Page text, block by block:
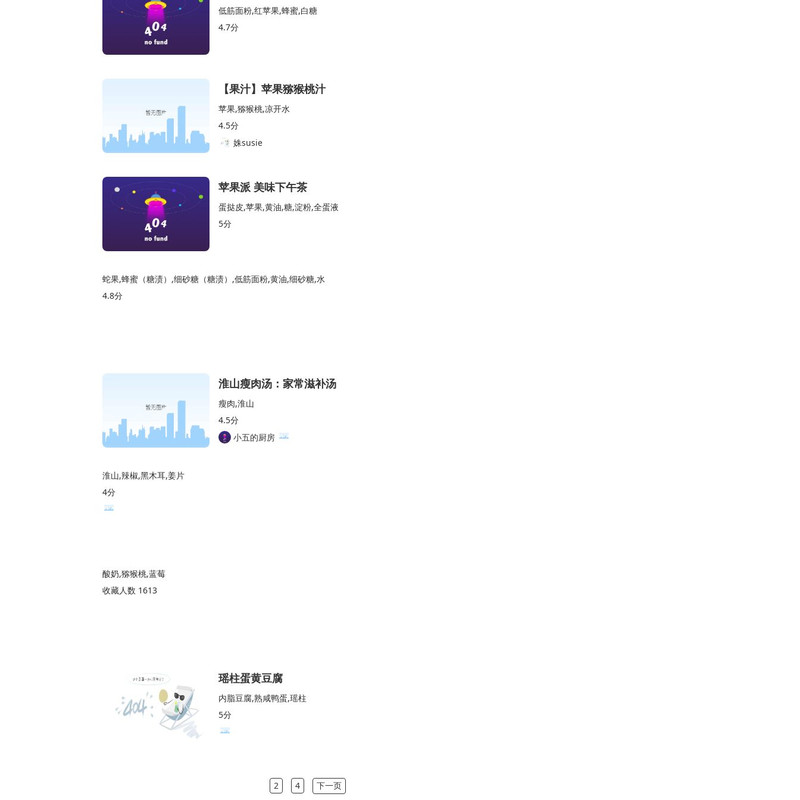
低筋面粉,红苹果,蜂蜜,白糖
4.7分
【果汁】苹果猕猴桃汁
苹果,猕猴桃,凉开水
4.5分
姝susie
苹果派 美味下午茶
蛋挞皮,苹果,黄油,糖,淀粉,全蛋液
5分
蛇果,蜂蜜（糖渍）,细砂糖（糖渍）,低筋面粉,黄油,细砂糖,水
4.8分
淮山瘦肉汤：家常滋补汤
瘦肉,淮山
4.5分
小五的厨房
淮山,辣椒,黑木耳,姜片
4分
酸奶,猕猴桃,蓝莓
收藏人数 1613
瑶柱蛋黄豆腐
内脂豆腐,熟咸鸭蛋,瑶柱
5分
2 4 下一页